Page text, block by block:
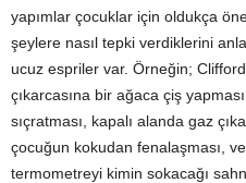
yapımlar çocuklar için oldukça
şeylere nasıl tepki verdiklerini
ucuz espriler var. Örneğin;
çıkarcasına bir ağaca çiş
sıçratması, kapalı alanda gaz
çocuğun kokudan fenalaşması,
termometreyi kimin sokacağı